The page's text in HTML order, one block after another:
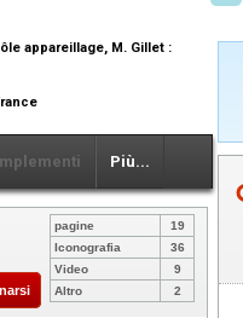
appareillage, M. Gillet :
Più...
pagine
19
Iconografia
36
Video
9
Altro
2